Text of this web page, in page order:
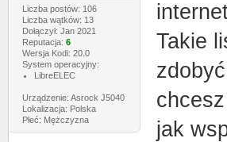
Liczba postów: 106
Liczba wątków: 13
Dołączył: Jan 2021
Reputacja: 6
Wersja Kodi: 20.0
System operacyjny:
LibreELEC
Urządzenie: Asrock J5040
Lokalizacja: Polska
Płeć: Mężczyzna
Takie
jak